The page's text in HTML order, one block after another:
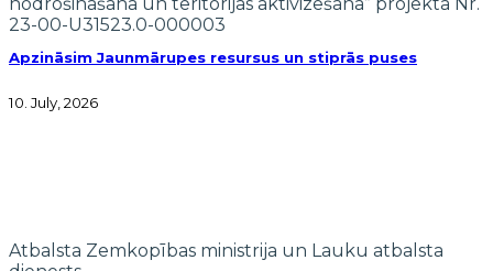
Apzināsim Jaunmārupes resursus un stiprās puses
10. July, 2026
23-00-U31523.0-000003
Atbalsta Zemkopības ministrija un Lauku atbalsta